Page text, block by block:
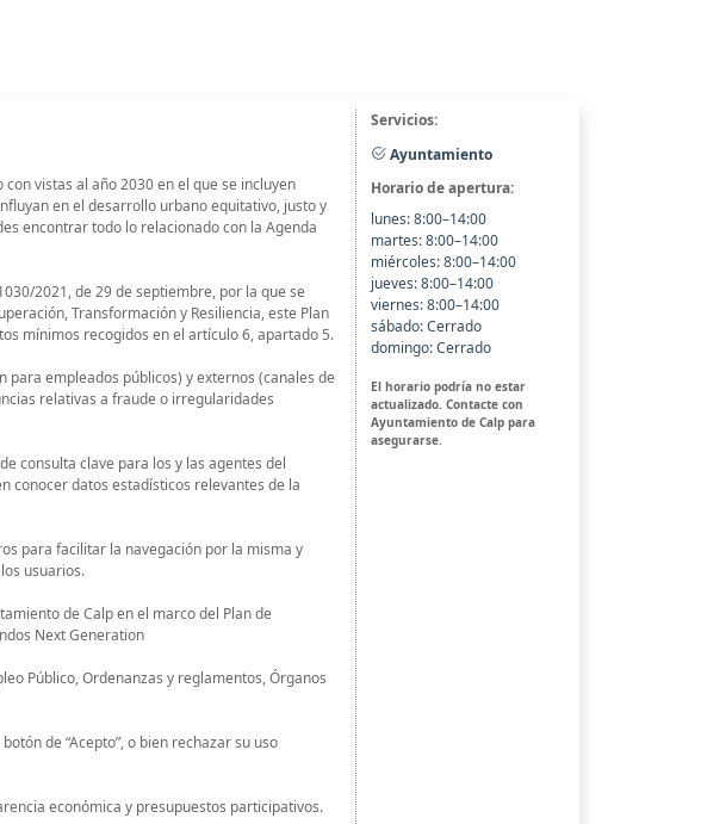
vistas al año 2030 en el que se incluyen
en el desarrollo urbano equitativo, justo y
encontrar todo lo relacionado con la Agenda
2021, de 29 de septiembre, por la que se
Transformación y Resiliencia, este Plan
mínimos recogidos en el artículo 6, apartado 5.
empleados públicos) y externos (canales de
relativas a fraude o irregularidades
consulta clave para los y las agentes del
conocer datos estadísticos relevantes de la
para facilitar la navegación por la misma y
usuarios.
de Calp en el marco del Plan de
Next Generation
Público, Ordenanzas y reglamentos, Órganos
de “Acepto”, o bien rechazar su uso
económica y presupuestos participativos.
Servicios:
Ayuntamiento
Horario de apertura:
lunes: 8:00–14:00
martes: 8:00–14:00
miércoles: 8:00–14:00
jueves: 8:00–14:00
viernes: 8:00–14:00
sábado: Cerrado
domingo: Cerrado
El horario podría no estar
actualizado. Contacte con
Ayuntamiento de Calp para
asegurarse.